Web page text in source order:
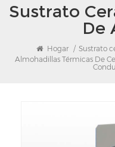
Sustrato
De
Hogar / Sustrato
Almohadillas Térmicas De